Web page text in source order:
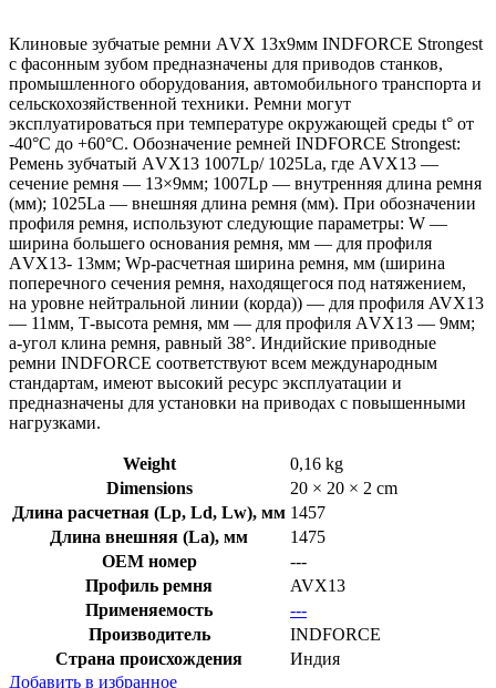
Клиновые зубчатые ремни АVX 13х9мм INDFORCE Strongest
с фасонным зубом предназначены для приводов станков,
промышленного оборудования, автомобильного транспорта и
сельскохозяйственной техники. Ремни могут
эксплуатироваться при температуре окружающей среды t° от
-40°С до +60°С. Обозначение ремней INDFORCE Strongest:
Ремень зубчатый АVX13 1007Lp/ 1025La, где АVX13 —
сечение ремня — 13×9мм; 1007Lp — внутренняя длина ремня
(мм); 1025La — внешняя длина ремня (мм). При обозначении
профиля ремня, используют следующие параметры: W —
ширина большего основания ремня, мм — для профиля
АVX13- 13мм; Wp-расчетная ширина ремня, мм (ширина
поперечного сечения ремня, находящегося под натяжением,
на уровне нейтральной линии (корда)) — для профиля AVX13
— 11мм, Т-высота ремня, мм — для профиля АVX13 — 9мм;
a-угол клина ремня, равный 38°. Индийские приводные
ремни INDFORCE соответствуют всем международным
стандартам, имеют высокий ресурс эксплуатации и
предназначены для установки на приводах с повышенными
нагрузками.
Weight
0,16 kg
Dimensions
20 × 20 × 2 cm
Длина расчетная (Lp, Ld, Lw), мм 1457
Длина внешняя (La), мм
1475
OEM номер
---
Профиль ремня
AVX13
Применяемость
---
Производитель
INDFORCE
Страна происхождения
Индия
Добавить в избранное